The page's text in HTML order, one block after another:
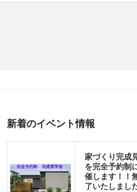
新着のイベント情報
家づくり完成
を完全予約制
催します！！
了いたしまし